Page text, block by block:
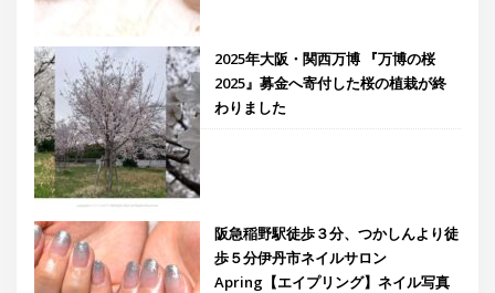
2025年大阪・関西万博 『万博の桜
2025』募金へ寄付した桜の植栽が終
わりました
阪急稲野駅徒歩３分、つかしんより徒
歩５分伊丹市ネイルサロン
Apring【エイプリング】ネイル写真